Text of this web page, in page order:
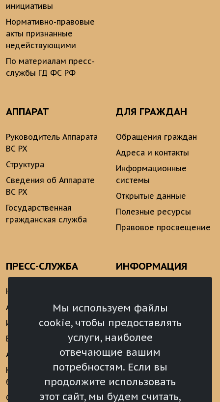
Мы используем файлы
cookie, чтобы предоставлять
услуги, наиболее
отвечающие вашим
потребностям. Если вы
продолжите использовать
этот сайт, мы будем считать,
инициативы
Нормативно-правовые
акты признанные
недействующими
По материалам пресс-
службы ГД ФС РФ
АППАРАТ
Руководитель Аппарата
ВС РХ
Структура
Сведения об Аппарате
ВС РХ
Государственная
гражданская служба
ДЛЯ ГРАЖДАН
Обращения граждан
Адреса и контакты
Информационные
системы
Открытые данные
Полезные ресурсы
Правовое просвещение
ПРЕСС-СЛУЖБА
Новости
Анонсы
Интервью
Видеоматериалы
Аккредитация
Конкурс «Хрустальный
барс»
Сведения о СМИ
ИНФОРМАЦИЯ
аналитические
материалы
Реализация Послания
Президента РФ
Федеральному
Собранию РФ
Местное
самоуправление